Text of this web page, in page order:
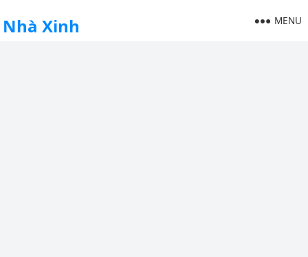
Nhà Xinh MENU